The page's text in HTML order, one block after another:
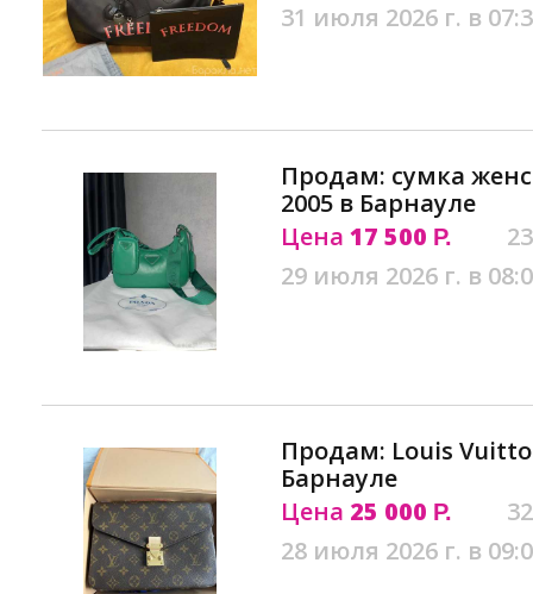
31 июля 2026 г. в
Продам: сумка
2005 в Барнауле
Цена 17 500 Р.
29 июля 2026 г. в
Продам: Louis
Барнауле
Цена 25 000 Р.
28 июля 2026 г. в